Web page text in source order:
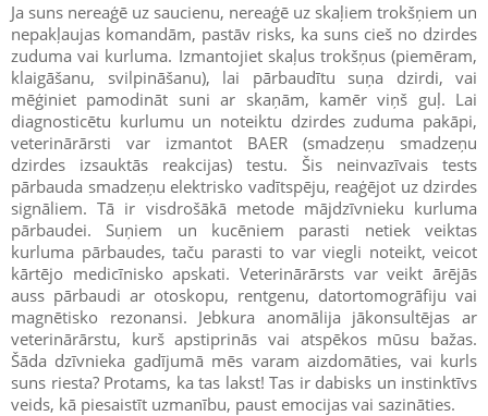
Ja suns nereaģē uz saucienu, nereaģē uz skaļiem trokšņiem un
nepakļaujas komandām, pastāv risks, ka suns cieš no dzirdes
zuduma vai kurluma. Izmantojiet skaļus trokšņus (piemēram,
klaigāšanu, svilpināšanu), lai pārbaudītu suņa dzirdi, vai
mēģiniet pamodināt suni ar skaņām, kamēr viņš guļ. Lai
diagnosticētu kurlumu un noteiktu dzirdes zuduma pakāpi,
veterinārārsti var izmantot BAER (smadzeņu smadzeņu
dzirdes izsauktās reakcijas) testu. Šis neinvazīvais tests
pārbauda smadzeņu elektrisko vadītspēju, reaģējot uz dzirdes
signāliem. Tā ir visdrošākā metode mājdzīvnieku kurluma
pārbaudei. Suņiem un kucēniem parasti netiek veiktas
kurluma pārbaudes, taču parasti to var viegli noteikt, veicot
kārtējo medicīnisko apskati. Veterinārārsts var veikt ārējās
auss pārbaudi ar otoskopu, rentgenu, datortomogrāfiju vai
magnētisko rezonansi. Jebkura anomālija jākonsultējas ar
veterinārārstu, kurš apstiprinās vai atspēkos mūsu bažas.
Šāda dzīvnieka gadījumā mēs varam aizdomāties, vai kurls
suns riesta? Protams, ka tas lakst! Tas ir dabisks un instinktīvs
veids, kā piesaistīt uzmanību, paust emocijas vai sazināties.